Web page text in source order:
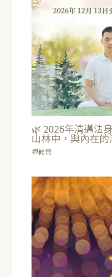
🌿 2026年清邁法
山林中，與內在
禪修營